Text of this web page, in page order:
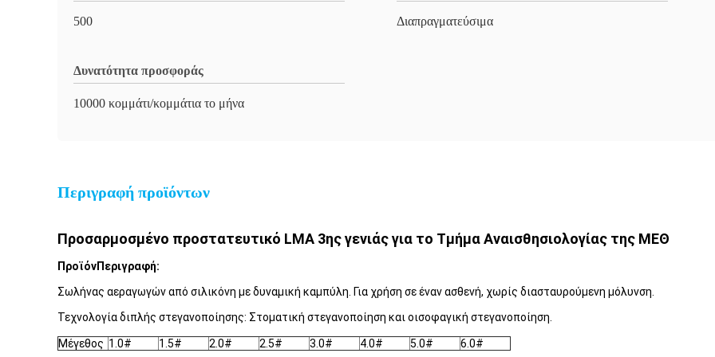
500 Διαπραγματεύσιμα
Δυνατότητα προσφοράς
10000 κομμάτι/κομμάτια το μήνα
Περιγραφή προϊόντων
Προσαρμοσμένο προστατευτικό LMA 3ης γενιάς για το Τμήμα Αναισθησιολογίας της ΜΕΘ
ΠροϊόνΠεριγραφή:
Σωλήνας αεραγωγών από σιλικόνη με δυναμική καμπύλη. Για χρήση σε έναν ασθενή, χωρίς διασταυρούμενη μόλυνση.
Τεχνολογία διπλής στεγανοποίησης: Στοματική στεγανοποίηση και οισοφαγική στεγανοποίηση.
Μέγεθος 1.0# 1.5# 2.0# 2.5# 3.0# 4.0# 5.0# 6.0#